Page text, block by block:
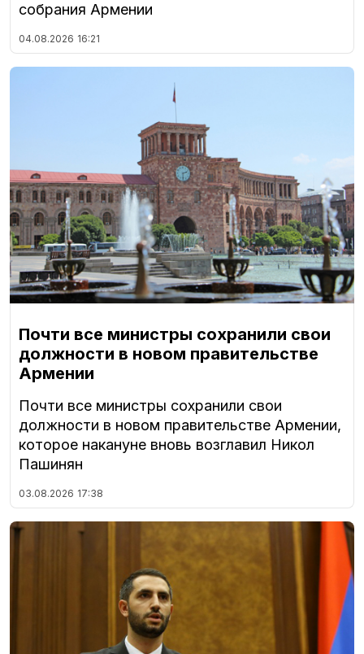
собрания Армении
04.08.2026 16:21
Почти все министры сохранили свои
должности в новом правительстве
Армении
Почти все министры сохранили свои
должности в новом правительстве Армении,
которое накануне вновь возглавил Никол
Пашинян
03.08.2026 17:38